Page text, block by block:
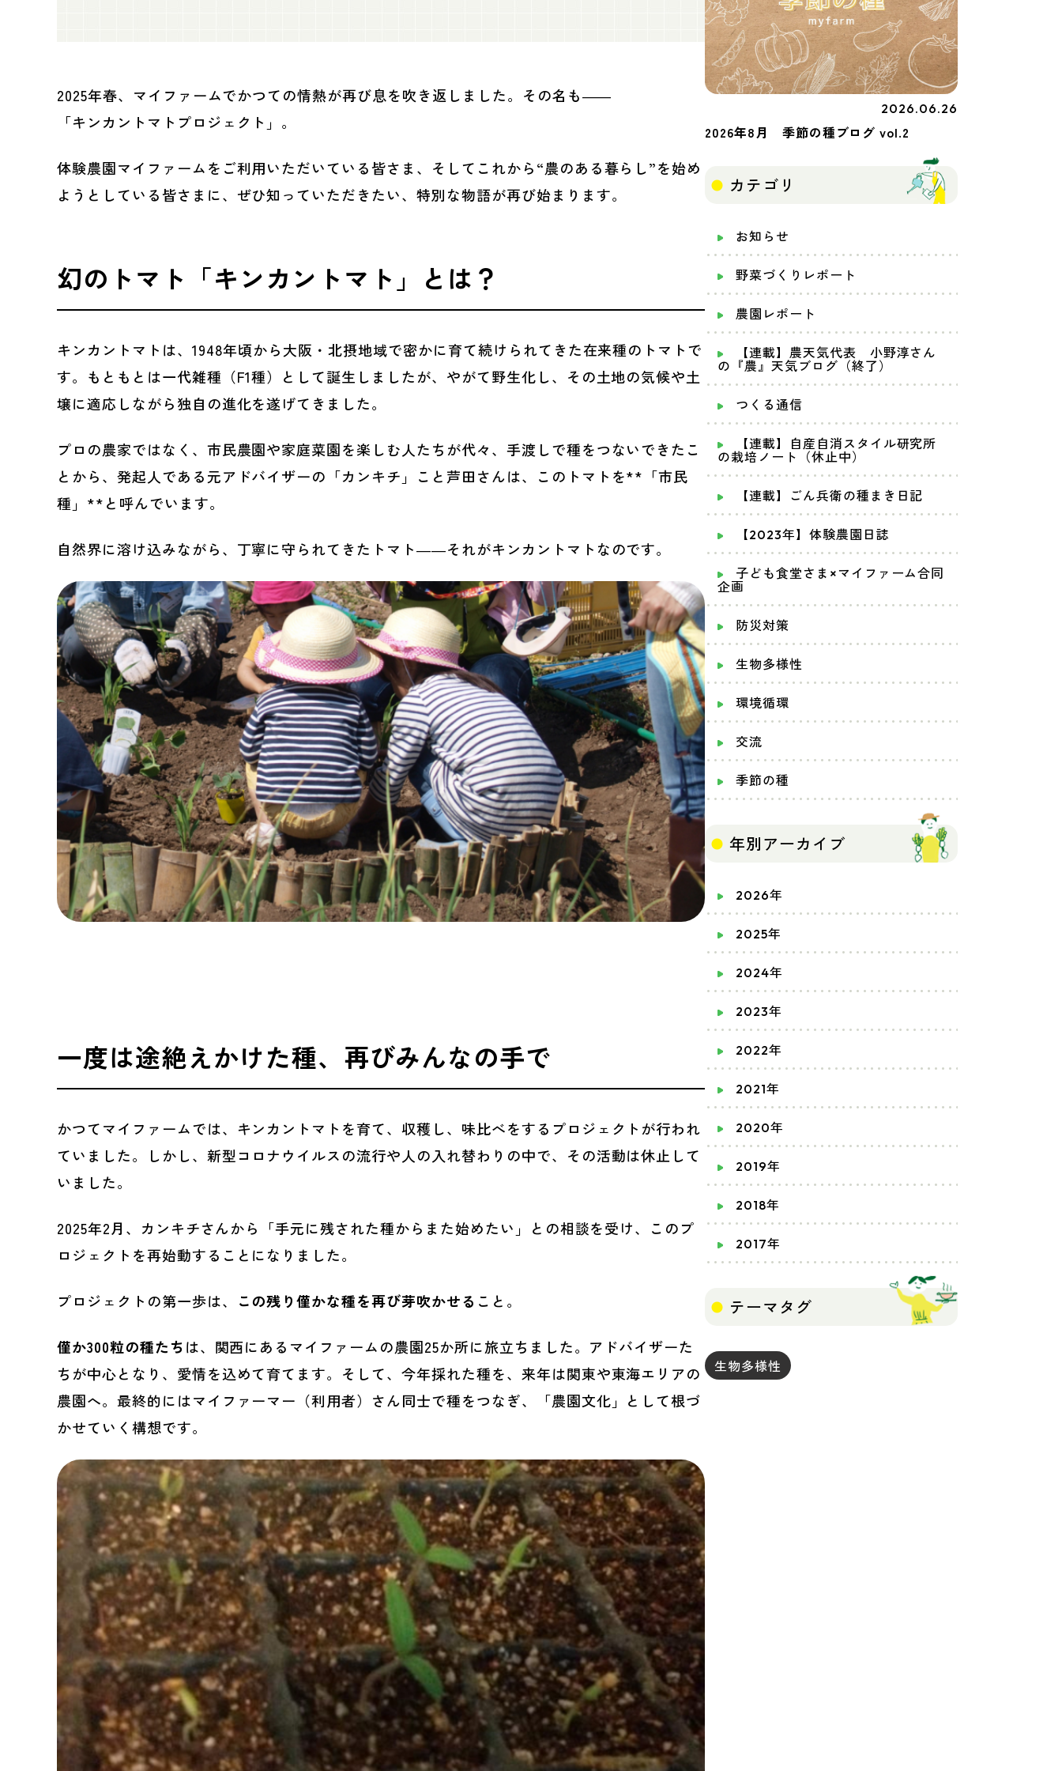
2025年春、マイファームでかつての情熱が再び息を吹き返しました。その名も――
「キンカントマトプロジェクト」。
体験農園マイファームをご利用いただいている皆さま、そしてこれから“農のある暮らし”を始め
ようとしている皆さまに、ぜひ知っていただきたい、特別な物語が再び始まります。
幻のトマト「キンカントマト」とは？
キンカントマトは、1948年頃から大阪・北摂地域で密かに育て続けられてきた在来種のトマトで
す。もともとは一代雑種（F1種）として誕生しましたが、やがて野生化し、その土地の気候や土
壌に適応しながら独自の進化を遂げてきました。
プロの農家ではなく、市民農園や家庭菜園を楽しむ人たちが代々、手渡しで種をつないできたこ
とから、発起人である元アドバイザーの「カンキチ」こと芦田さんは、このトマトを**「市民
種」**と呼んでいます。
自然界に溶け込みながら、丁寧に守られてきたトマト――それがキンカントマトなのです。
一度は途絶えかけた種、再びみんなの手で
かつてマイファームでは、キンカントマトを育て、収穫し、味比べをするプロジェクトが行われ
ていました。しかし、新型コロナウイルスの流行や人の入れ替わりの中で、その活動は休止して
いました。
2025年2月、カンキチさんから「手元に残された種からまた始めたい」との相談を受け、このプ
ロジェクトを再始動することになりました。
プロジェクトの第一歩は、 この残り僅かな種を再び芽吹かせる こと。
僅か300粒の種たちは、関西にあるマイファームの農園25か所に旅立ちました。アドバイザーた
ちが中心となり、愛情を込めて育てます。そして、今年採れた種を、来年は関東や東海エリアの
農園へ。最終的にはマイファーマー（利用者）さん同士で種をつなぎ、「農園文化」として根づ
かせていく構想です。
2026.06.26
2026年8月 季節の種ブログ vol.2
カテゴリ
お知らせ
野菜づくりレポート
農園レポート
【連載】農天気代表 小野淳さん
の『農』天気ブログ（終了）
つくる通信
【連載】自産自消スタイル研究所
の栽培ノート（休止中）
【連載】ごん兵衛の種まき日記
【2023年】体験農園日誌
子ども食堂さま×マイファーム合同
企画
防災対策
生物多様性
環境循環
交流
季節の種
年別アーカイブ
2026年
2025年
2024年
2023年
2022年
2021年
2020年
2019年
2018年
2017年
テーマタグ
生物多様性